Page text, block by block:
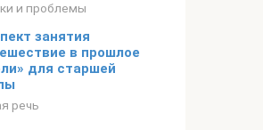
и проблемы
занятия
в прошлое
для старшей
речь